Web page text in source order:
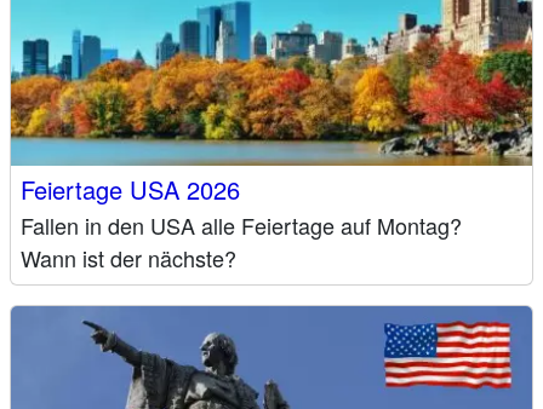
Feiertage USA 2026
Fallen in den USA alle Feiertage auf Montag?
Wann ist der nächste?